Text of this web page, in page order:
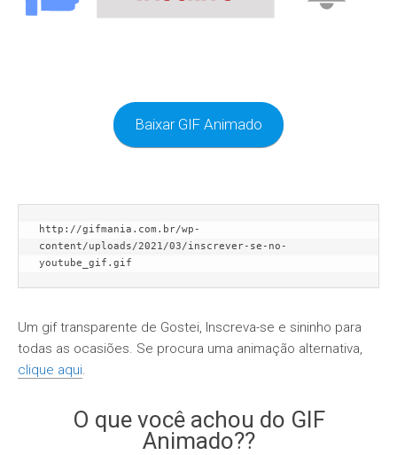
Baixar GIF Animado
http://gifmania.com.br/wp-
content/uploads/2021/03/inscrever-se-no-
youtube_gif.gif
Um gif transparente de Gostei, Inscreva-se e sininho para
todas as ocasiões. Se procura uma animação alternativa,
clique aqui
O que você achou do GIF
Animado??